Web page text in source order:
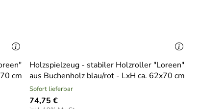
cm
Holzspielzeug - stabiler Holzroller "Loreen"
aus Buchenholz blau/rot - LxH ca. 62x70 cm
Sofort lieferbar
74,75 €